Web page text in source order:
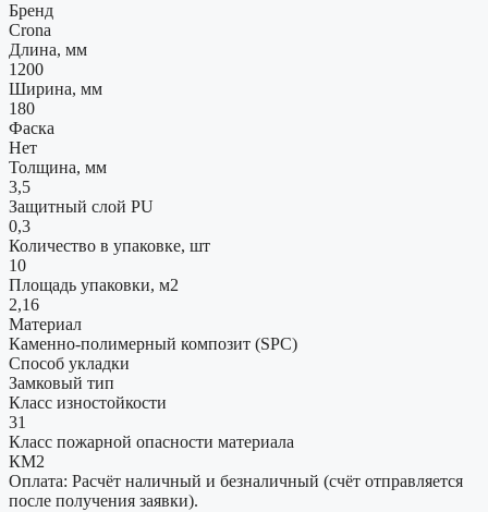
Бренд
Crona
Длина, мм
1200
Ширина, мм
180
Фаска
Нет
Толщина, мм
3,5
Защитный слой PU
0,3
Количество в упаковке, шт
10
Площадь упаковки, м2
2,16
Материал
Каменно-полимерный композит (SPC)
Способ укладки
Замковый тип
Класс изностойкости
31
Класс пожарной опасности материала
КМ2
Оплата: Расчёт наличный и безналичный (счёт отправляется
после получения заявки).